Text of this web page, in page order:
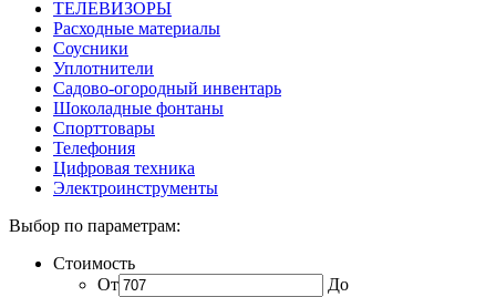
ТЕЛЕВИЗОРЫ
Расходные материалы
Соусники
Уплотнители
Садово-огородный инвентарь
Шоколадные фонтаны
Спорттовары
Телефония
Цифровая техника
Электроинструменты
Выбор по параметрам:
Стоимость
От
До